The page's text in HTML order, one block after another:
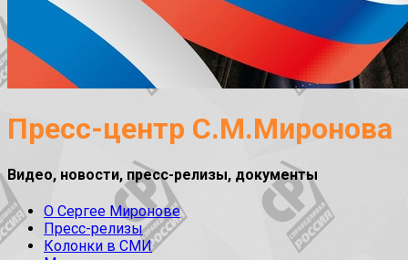
Пресс-центр С.М.Миронова
Видео, новости, пресс-релизы, документы
О Сергее Миронове
Пресс-релизы
Колонки в СМИ